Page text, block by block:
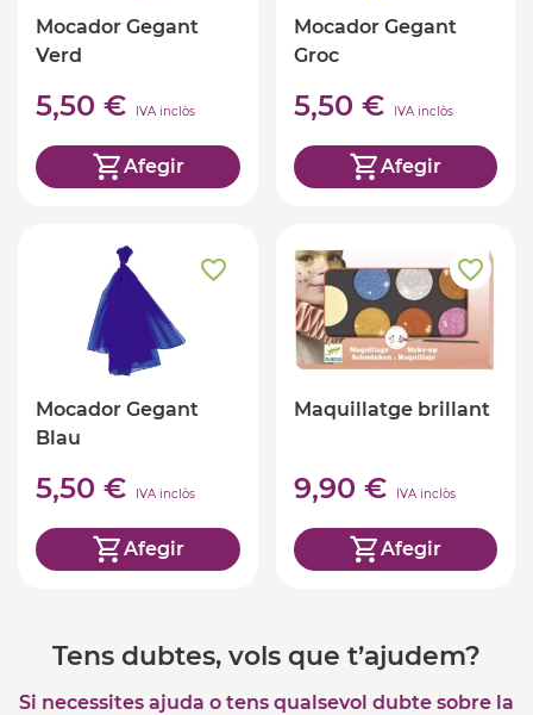
Mocador Gegant
Verd
5,50 € IVA inclòs
Afegir
Mocador Gegant
Groc
5,50 € IVA inclòs
Afegir
Mocador Gegant
Blau
5,50 € IVA inclòs
Afegir
Maquillatge brillant
9,90 € IVA inclòs
Afegir
Tens dubtes, vols que t’ajudem?
Si necessites ajuda o tens qualsevol dubte sobre la